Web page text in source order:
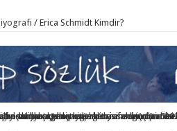
/ Erica Schmidt Kimdir?